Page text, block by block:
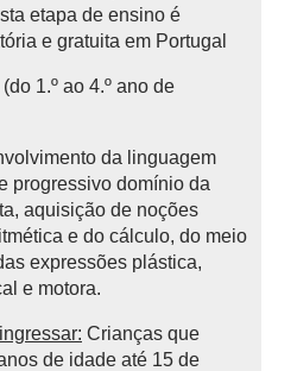
etapa de ensino é
e gratuita em Portugal
1.º ao 4.º ano de
da linguagem
progressivo domínio da
aquisição de noções
e do cálculo, do meio
expressões plástica,
e motora.
Crianças que
de idade até 15 de